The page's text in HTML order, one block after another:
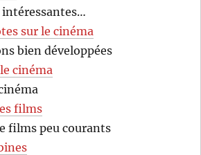
intéressantes…
sur le cinéma
bien développées
cinéma
films
films peu courants